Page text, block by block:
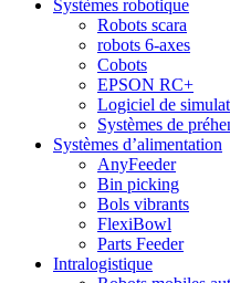
Systèmes robotique
Robots scara
robots 6-axes
Cobots
EPSON RC+
Logiciel de
Systèmes de
Systèmes d’alimentation
AnyFeeder
Bin picking
Bols vibrants
FlexiBowl
Parts Feeder
Intralogistique